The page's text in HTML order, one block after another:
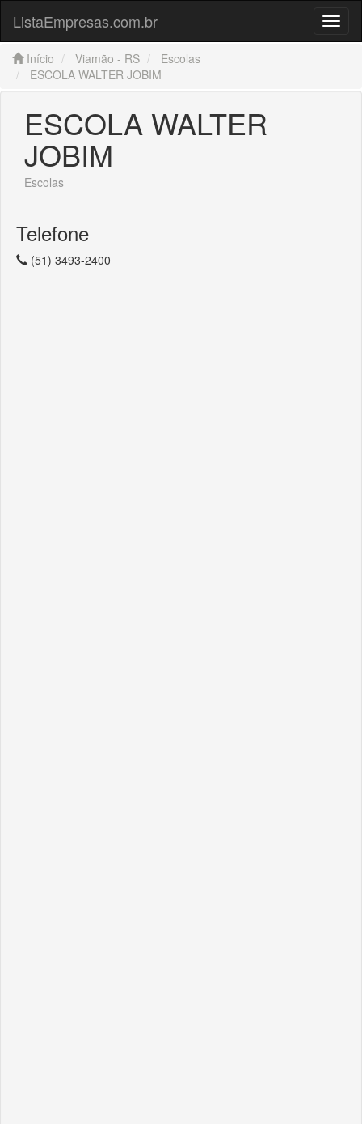
Menu
ListaEmpresas.com.br
Início Viamão - RS
Escolas
ESCOLA WALTER JOBIM
ESCOLA WALTER
JOBIM
Escolas
Telefone
(51) 3493-2400